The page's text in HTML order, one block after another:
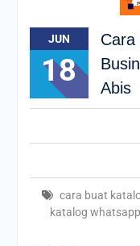
JUN
18
Cara
Abis
cara buat
katalog